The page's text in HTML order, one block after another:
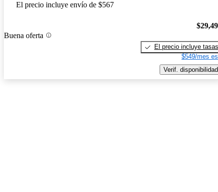
El precio incluye envío de $567
Buena oferta
El precio incluye tasas
$549/mes
Verif. disponibilidad